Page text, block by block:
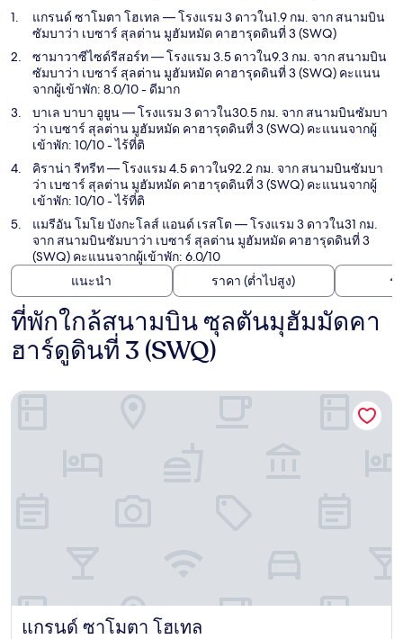
แกรนด์ ซาโมตา โฮเทล — โรงแรม 3 ดาวใน1.9 กม. จาก สนามบิน
ซัมบาว่า เบซาร์ สุลต่าน มูฮัมหมัด คาฮารุดดินที่ 3 (SWQ)
ซามาวาซีไซด์รีสอร์ท— โรงแรม 3.5 ดาวใน9.3 กม. จาก สนามบิน
ซัมบาว่า เบซาร์ สุลต่าน มูฮัมหมัด คาฮารุดดินที่ 3 (SWQ) คะแนน
จากผู้เข้าพัก: 8.0/10 - ดีมาก
บาเล บาบา อูยูน— โรงแรม 3 ดาวใน30.5 กม. จาก สนามบินซัมบา
ว่า เบซาร์ สุลต่าน มูฮัมหมัด คาฮารุดดินที่ 3 (SWQ) คะแนนจากผู้
เข้าพัก: 10/10 - ไร้ที่ติ
คิราน่า รีทรีท— โรงแรม 4.5 ดาวใน92.2 กม. จาก สนามบินซัมบา
ว่า เบซาร์ สุลต่าน มูฮัมหมัด คาฮารุดดินที่ 3 (SWQ) คะแนนจากผู้
เข้าพัก: 10/10 - ไร้ที่ติ
แมรีอัน โมโย บังกะโลส์ แอนด์ เรสโต — โรงแรม 3 ดาวใน31 กม.
จาก สนามบินซัมบาว่า เบซาร์ สุลต่าน มูฮัมหมัด คาฮารุดดินที่ 3
(SWQ) คะแนนจากผู้เข้าพัก: 6.0/10
แนะนำ
ราคา (ต่ำไปสูง) ร
ที่พักใกล้สนามบิน ซุลตันมุฮัมมัดคา
ฮาร์ดูดินที่ 3 (SWQ)
แกรนด์ ซาโมตา โฮเทล
แกรนด์ ซาโมตา โฮเทล
แกรนด์ ซาโมตา โฮเทล